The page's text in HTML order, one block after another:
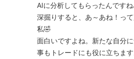
AIに分析してもらったんです
深掘りすると、あ～あね！っ
私🤣
面白いですよね。新たな自分
事もトレードにも役に立ちます